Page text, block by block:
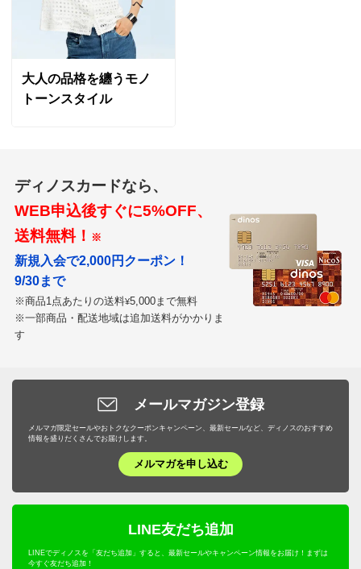
大人の品格を纏うモノ
トーンスタイル
ディノスカードなら、
WEB申込後すぐに5%OFF、
送料無料！ ※
新規入会で2,000円クーポン！
9/30まで
※商品1点あたりの送料¥5,000まで無料
※一部商品・配送地域は追加送料がかかりま
す
メールマガジン登録
メルマガ限定セールやおトクなクーポンキャンペーン、最新セールなど、ディノスのおすすめ
情報を盛りだくさんでお届けします。
メルマガを申し込む
LINE友だち追加
LINEでディノスを「友だち追加」すると、最新セールやキャンペーン情報をお届け！まずは
今すぐ友だち追加！